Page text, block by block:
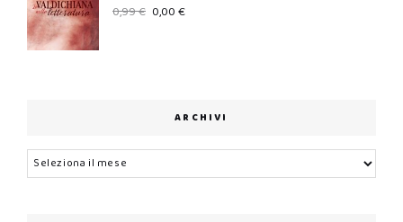
0,99€ 0,00€
ARCHIVI
Archivi